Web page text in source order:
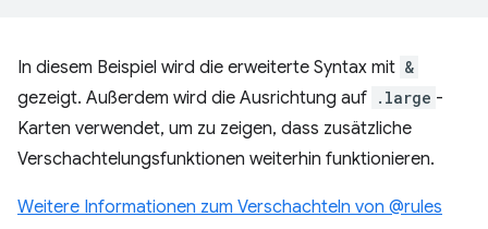
In diesem Beispiel wird die erweiterte Syntax mit &
gezeigt. Außerdem wird die Ausrichtung auf .large -
Karten verwendet, um zu zeigen, dass zusätzliche
Verschachtelungsfunktionen weiterhin funktionieren.
Weitere Informationen zum Verschachteln von @rules